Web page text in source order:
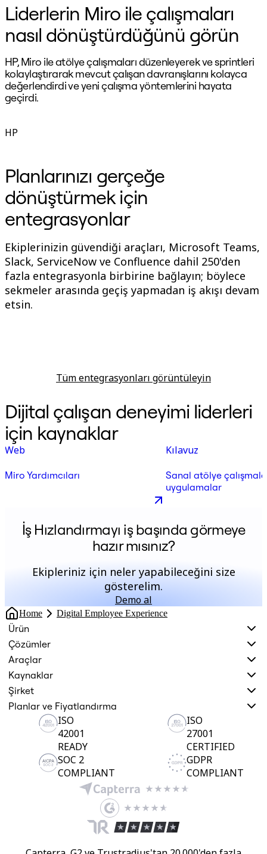
Liderlerin Miro ile çalışmaları
nasıl dönüştürdüğünü görün
HP, Miro ile atölye çalışmaları düzenleyerek ve sprintleri
kolaylaştırarak mevcut çalışan davranışlarını kolayca
değerlendirdi ve yeni çalışma yöntemlerini hayata
geçirdi.
HP
Planlarınızı gerçeğe
dönüştürmek için
entegrasyonlar
Ekiplerinizin güvendiği araçları, Microsoft Teams,
Slack, ServiceNow ve Confluence dahil 250'den
fazla entegrasyonla birbirine bağlayın; böylece
sekmeler arasında geçiş yapmadan iş akışı devam
etsin.
Tüm entegrasyonları görüntüleyin
Dijital çalışan deneyimi liderleri
için kaynaklar
Web
Miro Yardımcıları
Kılavuz
Sanal atölye
uygulamalar
İş Hızlandırmayı iş başında görmeye
hazır mısınız?
Ekipleriniz için neler yapabileceğini size
gösterelim.
Demo al
Home Digital Employee Experience
Ürün
Çözümler
Araçlar
Kaynaklar
Şirket
Planlar ve Fiyatlandırma
ISO
42001
READY
ISO
27001
CERTIFIED
SOC 2
COMPLIANT
GDPR
COMPLIANT